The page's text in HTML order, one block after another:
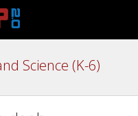
Science (K-6)